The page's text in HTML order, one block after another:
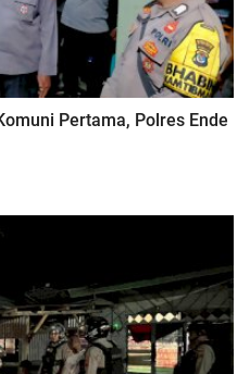
Pertama, Polres Ende